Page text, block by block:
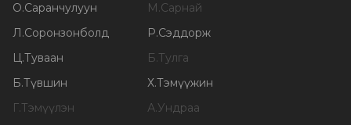
О.Саранчулуун М.Сарнай
Л.Соронзонболд Р.Сэддорж
Ц.Туваан Б.Тулга
Б.Түвшин Х.Тэмүүжин
Г.Тэмүүлэн А.Ундраа